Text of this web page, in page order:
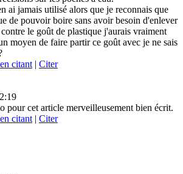
ai jamais utilisé alors que je reconnais que
de pouvoir boire sans avoir besoin d'enlever
le goût de plastique j'aurais vraiment
moyen de faire partir ce goût avec je ne sais
citant | Citer
pour cet article merveilleusement bien écrit.
citant | Citer